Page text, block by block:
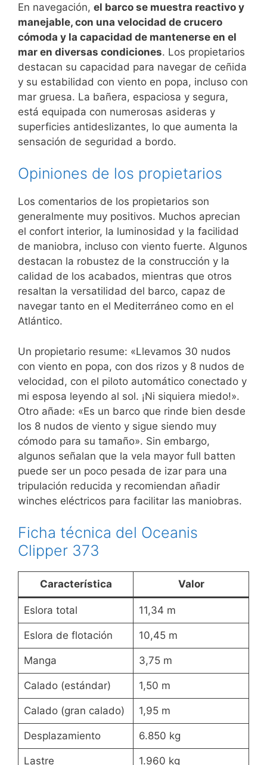
En navegación, el barco se muestra reactivo y
manejable, con una velocidad de crucero
cómoda y la capacidad de mantenerse en el
mar en diversas condiciones. Los propietarios
destacan su capacidad para navegar de ceñida
y su estabilidad con viento en popa, incluso con
mar gruesa. La bañera, espaciosa y segura,
está equipada con numerosas asideras y
superficies antideslizantes, lo que aumenta la
sensación de seguridad a bordo.
Opiniones de los propietarios
Los comentarios de los propietarios son
generalmente muy positivos. Muchos aprecian
el confort interior, la luminosidad y la facilidad
de maniobra, incluso con viento fuerte. Algunos
destacan la robustez de la construcción y la
calidad de los acabados, mientras que otros
resaltan la versatilidad del barco, capaz de
navegar tanto en el Mediterráneo como en el
Atlántico.
Un propietario resume: «Llevamos 30 nudos
con viento en popa, con dos rizos y 8 nudos de
velocidad, con el piloto automático conectado y
mi esposa leyendo al sol. ¡Ni siquiera miedo!».
Otro añade: «Es un barco que rinde bien desde
los 8 nudos de viento y sigue siendo muy
cómodo para su tamaño». Sin embargo,
algunos señalan que la vela mayor full batten
puede ser un poco pesada de izar para una
tripulación reducida y recomiendan añadir
winches eléctricos para facilitar las maniobras.
Ficha técnica del Oceanis
Clipper 373
Característica Valor
Eslora total 11,34 m
Eslora de flotación 10,45 m
Manga 3,75 m
Calado (estándar) 1,50 m
Calado (gran calado) 1,95 m
Desplazamiento 6.850 kg
Lastre 1.960 kg